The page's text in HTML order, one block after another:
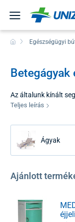
Egészségügyi
Betegágyak
Az általunk kínált
nehézségekkel
ágyak/betegágyak,
Teljes leírás
Ágyak
Ajánlott